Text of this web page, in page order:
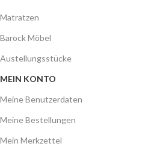
Matratzen
Barock Möbel
Austellungsstücke
MEIN KONTO
Meine Benutzerdaten
Meine Bestellungen
Mein Merkzettel